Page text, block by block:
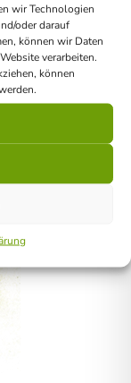
wir Technologien
oder darauf
können wir Daten
verarbeiten.
können